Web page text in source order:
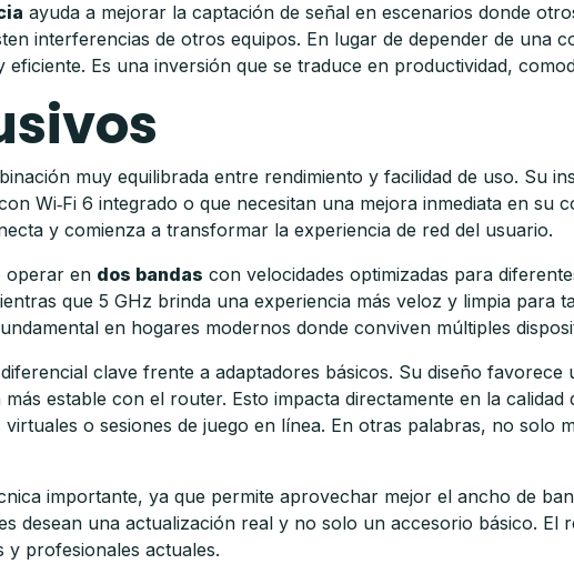
ayuda a mejorar la captación de señal en escenarios donde
interferencias de otros equipos. En lugar de depender de una
Es una inversión que se traduce en productividad,
muy equilibrada entre rendimiento y facilidad de uso. Su
Wi‑Fi 6 integrado o que necesitan una mejora inmediata en su
y comienza a transformar la experiencia de red del usuario.
operar en dos bandas con velocidades optimizadas para
que 5 GHz brinda una experiencia más veloz y limpia para
en hogares modernos donde conviven múltiples
clave frente a adaptadores básicos. Su diseño
estable con el router. Esto impacta directamente en la
o sesiones de juego en línea. En otras palabras, no solo
importante, ya que permite aprovechar mejor el ancho de
desean una actualización real y no solo un accesorio básico.
y profesionales actuales.